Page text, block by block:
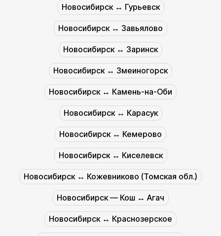
Новосибирск ↔︎ Гурьевск
Новосибирск ↔︎ Завьялово
Новосибирск ↔︎ Заринск
Новосибирск ↔︎ Змеиногорск
Новосибирск ↔︎ Камень-на-Оби
Новосибирск ↔︎ Карасук
Новосибирск ↔︎ Кемерово
Новосибирск ↔︎ Киселевск
Новосибирск ↔︎ Кожевниково (Томская обл.)
Новосибирск — Кош ↔︎ Агач
Новосибирск ↔︎ Краснозерское